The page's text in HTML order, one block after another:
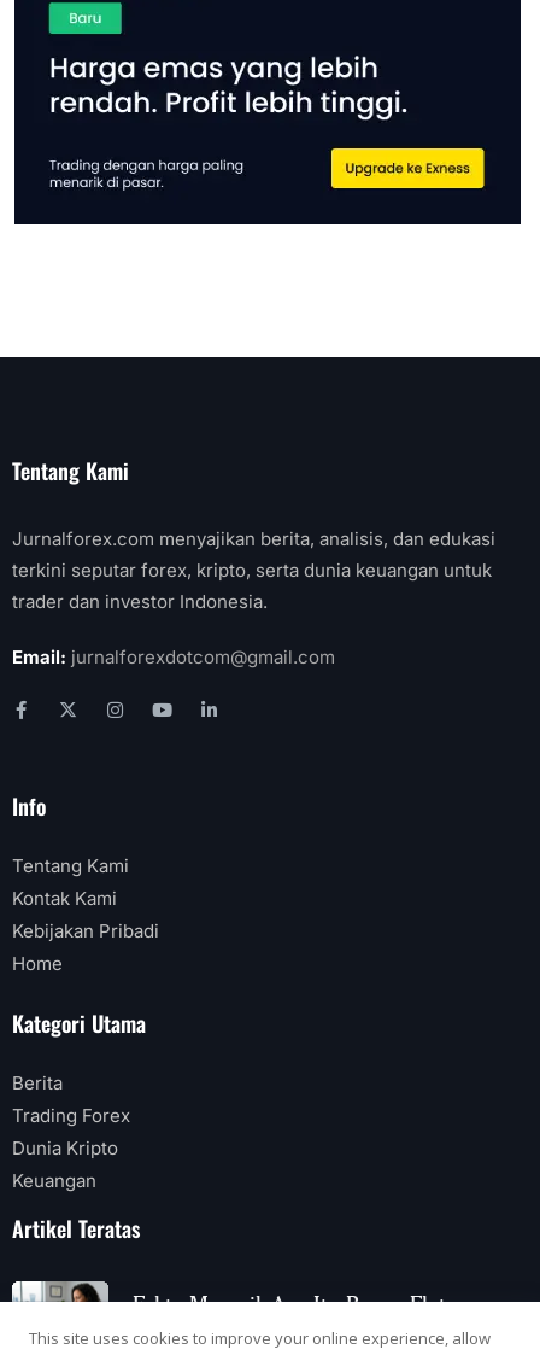
Tentang Kami
Jurnalforex.com menyajikan berita, analisis, dan edukasi
terkini seputar forex, kripto, serta dunia keuangan untuk
trader dan investor Indonesia.
Email: jurnalforexdotcom@gmail.com
Info
Tentang Kami
Kontak Kami
Kebijakan Pribadi
Home
Kategori Utama
Berita
Trading Forex
Dunia Kripto
Keuangan
Artikel Teratas
Fakta Menarik Apa Itu Bunga Flat
2 Agustus 2026
This site uses cookies to improve your online experience, allow